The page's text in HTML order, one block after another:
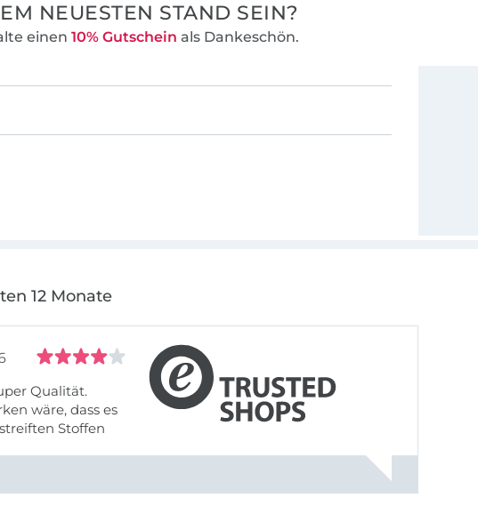
NEUESTEN STAND SEIN?
einen 10% Gutschein als Dankeschön.
12 Monate
Qualität.
wäre, dass es
Stoffen